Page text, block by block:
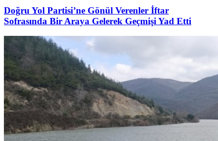
Doğru Yol Partisi’ne Gönül Verenler İftar
Sofrasında Bir Araya Gelerek Geçmişi Yad Etti